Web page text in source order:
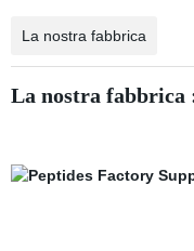
La nostra fabbrica
La nostra fabbrica